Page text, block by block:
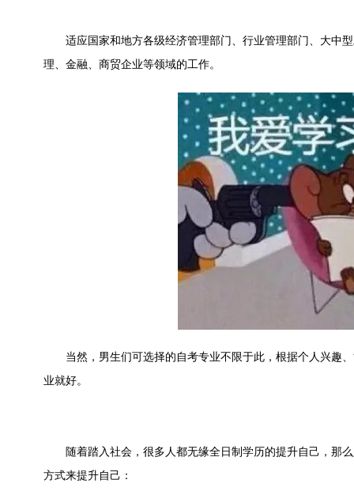
适应国家和地方各级经济管理部门、行业管理部门、大中型
理、金融、商贸企业等领域的工作。
当然，男生们可选择的自考专业不限于此，根据个人兴趣、
业就好。
随着踏入社会，很多人都无缘全日制学历的提升自己，那
方式来提升自己：